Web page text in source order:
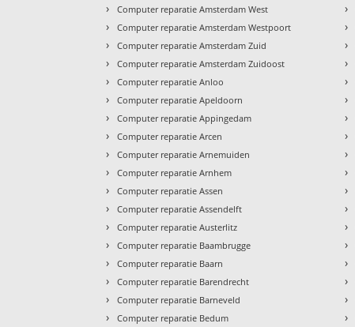
› Computer reparatie Amsterdam West
› Computer reparatie Amsterdam Westpoort
› Computer reparatie Amsterdam Zuid
› Computer reparatie Amsterdam Zuidoost
› Computer reparatie Anloo
› Computer reparatie Apeldoorn
› Computer reparatie Appingedam
› Computer reparatie Arcen
› Computer reparatie Arnemuiden
› Computer reparatie Arnhem
› Computer reparatie Assen
› Computer reparatie Assendelft
› Computer reparatie Austerlitz
› Computer reparatie Baambrugge
› Computer reparatie Baarn
› Computer reparatie Barendrecht
› Computer reparatie Barneveld
› Computer reparatie Bedum
›
›
›
›
›
›
›
›
›
›
›
›
›
›
›
›
›
›